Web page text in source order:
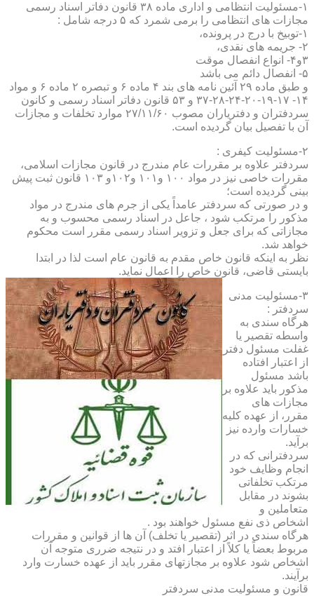
۱-مسئولیت انتظامی و اداری ماده ۳۸ قانون دفاتر اسناد رسمی
مجازات های انتظامی را برمی شمرد که ۵ درجه شامل :
۱-توبیخ با درج در پرونده،
۲- جریمه های نقدی،
۳و۴- انواع انفصال موقت
۵- انفصال دائم می باشد
و طبق ماده ۲۹ آئین نامه های بند ۴ ماده ۶ و تبصره ۲ ماده ۶ و مواد
۱۴- ۱۷-۱۹-۲۰-۲۴-۲۸-۳۷ و ۵۳ قانون دفاتر اسناد رسمی و کانون
سردفتران و دفتریاران مصوب ۲۷/۱۱/۶۰ موارد تخلفات و مجازات
آن با تفصیل بیان گردیده است.
۲-مسئولیت کیفری :
سردفتر علاوه بر مقررات عام مندرج در قانون مجازات اسلامی،
مقررات خاصی نیز در مواد ۱۰۰ و۱۰۱ و۱۰۲و ۱۰۳ قانون ثبت پیش
بینی گردیده است؛
و در صورتی که سردفتر عامداً یکی از جرم های مندرج در مواد
مذکور را مرتکب شود ، جاعل در اسناد رسمی محسوب و به
مجازاتی که برای جعل و تزویر اسناد رسمی مقرر است محکوم
خواهد شد.
نظر به اینکه قانون خاص مقدم به قانون عام است لذا در ابتدا
بایستی قاضی، قانون خاص را اعمال نماید.
۳-مسئولیت مدنی
سردفتر :
هرگاه سندی به
واسطه تقصیر یا
غفلت مسئول دفتر
از اعتبار افتاده
باشد مسئول
مذکور باید علاوه بر
مجازات های
مقرر، از عهده کلیه
خسارات وارده نیز
برآید.
سردفترانی که در
انجام وظایف خود
مرتکب تخلفاتی
بشوند در مقابل
متعاملین و
اشخاص ذی نفع مسئول خواهند بود .
هرگاه سندی در اثر (تقصیر یا تخلف) آن ها از قوانین و مقررات
مربوط بعضاً یا کلاً از اعتبار افتد و در نتیجه ضرری متوجه آن
اشخاص شود علاوه بر مجازتهای مقرر باید از عهده خسارت وارد
برآیند.
قانون و مسئولیت مدنی سردفتر